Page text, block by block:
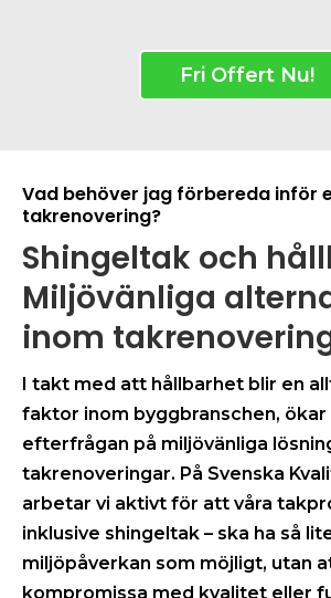
Fri Offert Nu!
Vad behöver jag förbereda inför
takrenovering?
Shingeltak och
Miljövänliga
inom
I takt med att hållbarhet blir en
faktor inom byggbranschen, ökar
efterfrågan på miljövänliga
takrenoveringar. På Svenska
arbetar vi aktivt för att våra
inklusive shingeltak – ska ha så
miljöpåverkan som möjligt, utan
kompromissa med kvalitet eller